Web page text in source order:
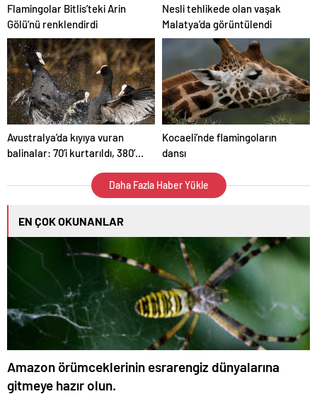
Flamingolar Bitlis’teki Arin
Gölü’nü renklendirdi
Nesli tehlikede olan vaşak
Malatya’da görüntülendi
Avustralya’da kıyıya vuran
balinalar: 70’i kurtarıldı, 380’i
Kocaeli’nde flamingoların
dansı
Daha Fazla Haber Yükle
EN ÇOK OKUNANLAR
Amazon örümceklerinin esrarengiz dünyalarına
gitmeye hazır olun.